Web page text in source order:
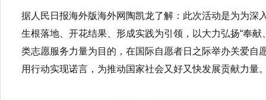
据人民日报海外版海外网陶凯龙了解：此次活动是为为
生根落地、开花结果、形成实践为引领，以大力弘扬“奉
类志愿服务力量为目的，在国际自愿者日之际举办关爱
用行动实现诺言，为推动国家社会又好又快发展贡献力量